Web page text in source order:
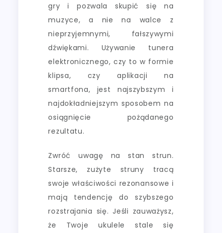
gry i pozwala skupić się na
muzyce, a nie na walce z
nieprzyjemnymi, fałszywymi
dźwiękami. Używanie tunera
elektronicznego, czy to w formie
klipsa, czy aplikacji na
smartfona, jest najszybszym i
najdokładniejszym sposobem na
osiągnięcie pożądanego
rezultatu.
Zwróć uwagę na stan strun.
Starsze, zużyte struny tracą
swoje właściwości rezonansowe i
mają tendencję do szybszego
rozstrajania się. Jeśli zauważysz,
że Twoje ukulele stale się